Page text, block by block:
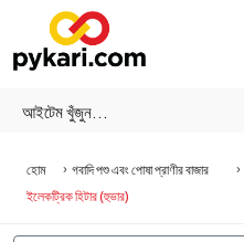
হোম গবাদি পশু এবং পোষা প্রাণীর বাজার
ইলেকট্রিক হিটার (হুভার)